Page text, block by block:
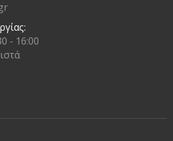
- 16:00